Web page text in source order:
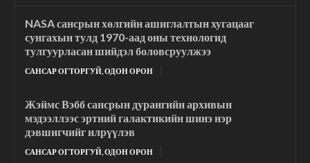
NASA сансрын хөлгийн ашиглалтын хугацааг
сунгахын тулд 1970-аад оны технологид
тулгуурласан шийдэл боловсруулжээ
САНСАР ОГТОРГУЙ, ОДОН ОРОН
Жэймс Вэбб сансрын дурангийн архивын
мэдээллээс эртний галактикийн шинэ нэр
дэвшигчийг илрүүлэв
САНСАР ОГТОРГУЙ, ОДОН ОРОН